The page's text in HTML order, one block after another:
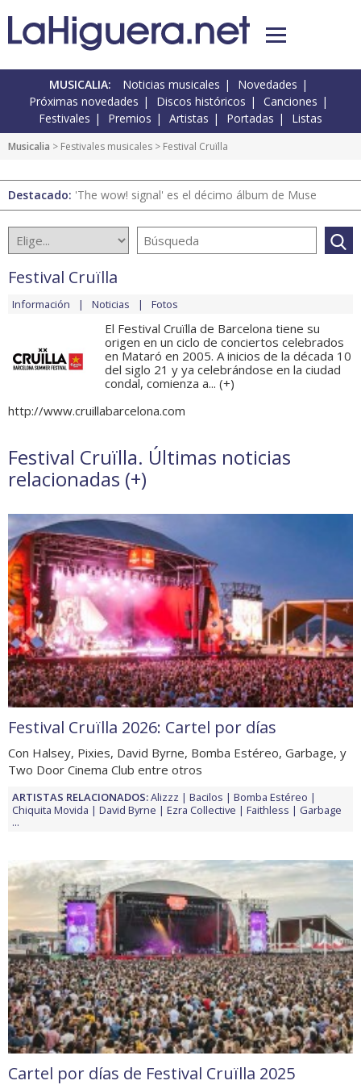
MUSICALIA: Noticias musicales
Novedades
Próximas novedades
Discos históricos
Canciones
Festivales
Premios Artistas Portadas Listas
Musicalia > Festivales musicales > Festival Cruïlla
Destacado: 'The wow! signal' es el décimo álbum de Muse
Festival Cruïlla
Información Noticias Fotos
El Festival Cruïlla de Barcelona tiene su
origen en un ciclo de conciertos celebrados
en Mataró en 2005. A inicios de la década 10
del siglo 21 y ya celebrándose en la ciudad
condal, comienza a... (+)
http://www.cruillabarcelona.com
Festival Cruïlla. Últimas noticias
relacionadas (+)
Festival Cruïlla 2026: Cartel por días
Con Halsey, Pixies, David Byrne, Bomba Estéreo, Garbage, y
Two Door Cinema Club entre otros
ARTISTAS RELACIONADOS:Alizzz Bacilos
Bomba Estéreo
Chiquita Movida
David Byrne Ezra Collective Faithless
Garbage
...
Cartel por días de Festival Cruïlla 2025